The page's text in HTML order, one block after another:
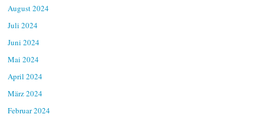
August 2024
Juli 2024
Juni 2024
Mai 2024
April 2024
März 2024
Februar 2024